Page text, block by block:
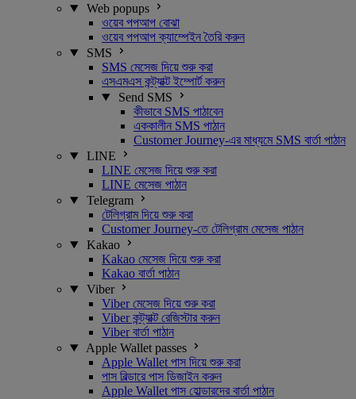
Web popups
ওয়েব পপআপ বোঝা
ওয়েব পপআপ ক্যাম্পেইন তৈরি করুন
SMS
SMS মেসেজ দিয়ে শুরু করা
এসএমএস কন্ট্যাক্ট ইম্পোর্ট করুন
Send SMS
কীভাবে SMS পাঠাবেন
এককালীন SMS পাঠান
Customer Journey-এর মাধ্যমে SMS বার্তা পাঠান
LINE
LINE মেসেজ দিয়ে শুরু করা
LINE মেসেজ পাঠান
Telegram
টেলিগ্রাম দিয়ে শুরু করা
Customer Journey-তে টেলিগ্রাম মেসেজ পাঠান
Kakao
Kakao মেসেজ দিয়ে শুরু করা
Kakao বার্তা পাঠান
Viber
Viber মেসেজ দিয়ে শুরু করা
Viber কন্ট্যাক্ট রেজিস্টার করুন
Viber বার্তা পাঠান
Apple Wallet passes
Apple Wallet পাস দিয়ে শুরু করা
পাস বিল্ডারে পাস ডিজাইন করুন
Apple Wallet পাস হোল্ডারদের বার্তা পাঠান